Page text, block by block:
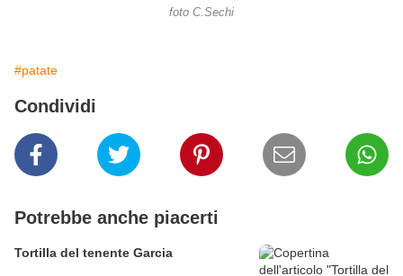
foto C.Sechi
#patate
Condividi
Potrebbe anche piacerti
Tortilla del tenente Garcia